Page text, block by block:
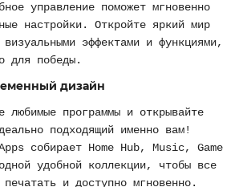
управление поможет мгновенно
настройки. Откройте яркий мир
эффектами и функциями,
для победы.
дизайн
любимые программы и открывайте
подходящий именно вам!
собирает Home Hub, Music, Game
удобной коллекции, чтобы все
печатать и доступно мгновенно.